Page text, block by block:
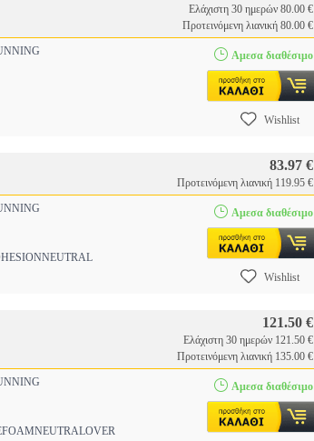
Ελάχιστη 30 ημερών 80.00 €
Προτεινόμενη λιανική 80.00 €
Αμεσα διαθέσιμο
Wishlist
83.97 €
Προτεινόμενη λιανική 119.95 €
Αμεσα διαθέσιμο
Wishlist
121.50 €
Ελάχιστη 30 ημερών 121.50 €
Προτεινόμενη λιανική 135.00 €
Αμεσα διαθέσιμο